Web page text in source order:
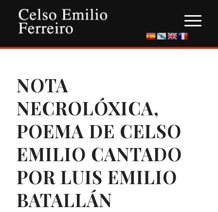
NOTA
NECROLÓXICA,
POEMA DE CELSO
EMILIO CANTADO
POR LUIS EMILIO
BATALLÁN